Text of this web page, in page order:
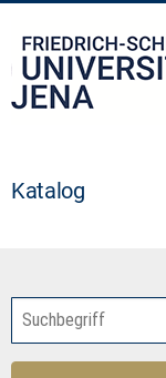
Katalog